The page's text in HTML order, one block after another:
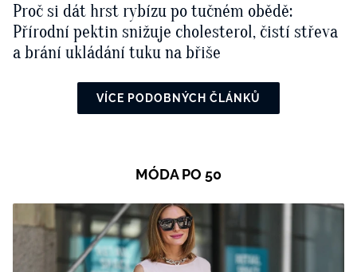
Proč si dát hrst rybízu po tučném obědě:
Přírodní pektin snižuje cholesterol, čistí střeva
a brání ukládání tuku na břiše
VÍCE PODOBNÝCH ČLÁNKŮ
MÓDA PO 50